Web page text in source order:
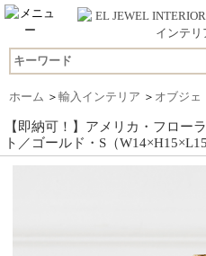
ホーム ＞ 輸入インテリア ＞ オブジェ
【即納可！】アメリカ・フロー
ト／ゴールド・S（